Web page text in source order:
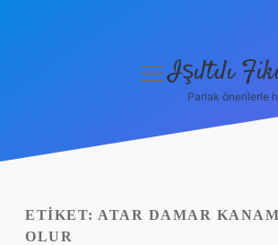
Yasal Uyarı
menüyüIşıltılı
Parlak önerilerle
ETIKET: ATAR DAMAR
OLUR